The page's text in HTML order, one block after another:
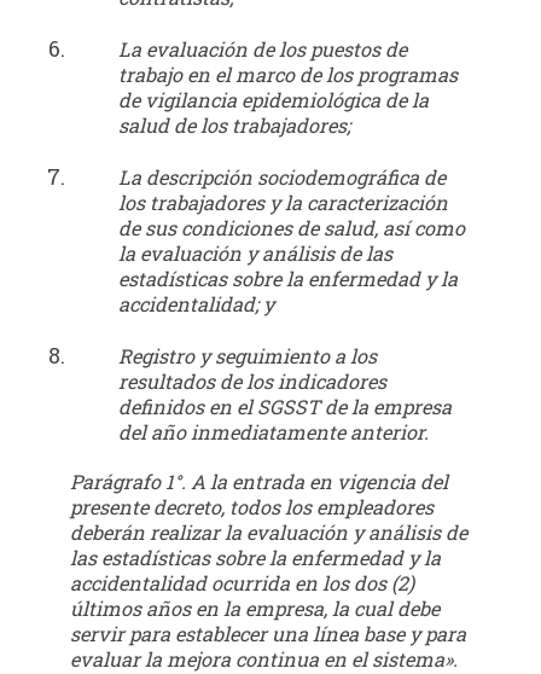
La evaluación de los puestos de
trabajo en el marco de los programas
de vigilancia epidemiológica de la
salud de los trabajadores;
La descripción sociodemográfica de
los trabajadores y la caracterización
de sus condiciones de salud, así como
la evaluación y análisis de las
estadísticas sobre la enfermedad y la
accidentalidad; y
Registro y seguimiento a los
resultados de los indicadores
definidos en el SGSST de la empresa
del año inmediatamente anterior.
Parágrafo 1°. A la entrada en vigencia del
presente decreto, todos los empleadores
deberán realizar la evaluación y análisis de
las estadísticas sobre la enfermedad y la
accidentalidad ocurrida en los dos (2)
últimos años en la empresa, la cual debe
servir para establecer una línea base y para
evaluar la mejora continua en el sistema».